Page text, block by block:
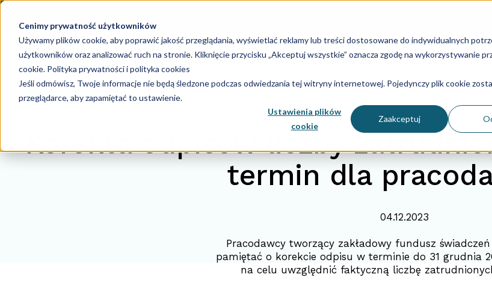
Cenimy prywatność użytkowników
Używamy plików cookie, aby poprawić jakość przeglądania, wyświetlać reklamy lub treści dostosowane do indywidualnych
użytkowników oraz analizować ruch na stronie. Kliknięcie przycisku „Akceptuj wszystkie” oznacza zgodę na wykorzystywanie
cookie.Polityka prywatności i polityka cookies
Jeśli odmówisz, Twoje informacje nie będą śledzone podczas odwiedzania tej witryny internetowej. Pojedynczy plik cookie
przeglądarce, aby zapamiętać to ustawienie.
Ustawienia plików
cookie
Zaakceptuj
KsięgowośćKadry i płaceSprawozdania Technologia
Korekta odpisów liczby
termin dla
04.12.2023
Pracodawcy tworzący zakładowy fundusz
pamiętać o korekcie odpisu w terminie do 31 grudnia
na celu uwzględnić faktyczną liczbę